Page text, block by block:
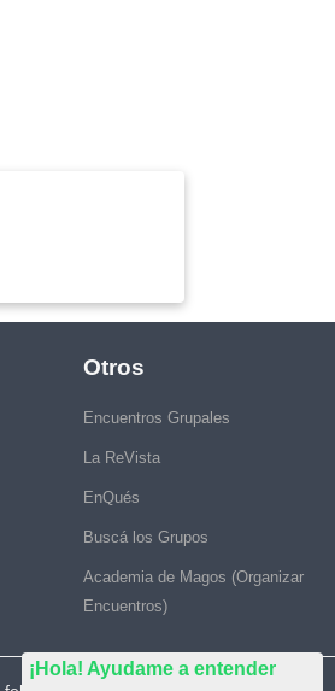
¡Hola! Ayudame a entender
Otros
Encuentros Grupales
La ReVista
EnQués
Buscá los Grupos
Academia de Magos (Organizar
Encuentros)